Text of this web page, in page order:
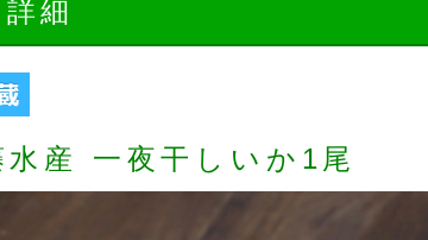
細
水産 一夜干しいか1尾